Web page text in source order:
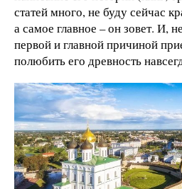
статей много, не буду сейчас
а самое главное – он зовет. И,
первой и главной причиной
полюбить его древность